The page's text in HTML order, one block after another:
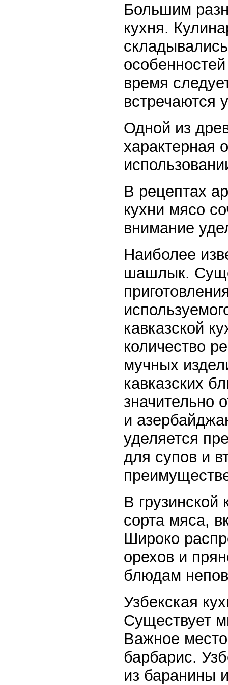
Большим
кухня.
время
встречаются
Одной из
характерная
В рецептах
кухни мясо
внимание
Наиболее
шашлык.
кавказской
количество
мучных
кавказских
значительно
и
уделяется
для супов и
В грузинской
сорта мяса,
Широко
орехов и
блюдам
Узбекская
Существует
Важное
барбарис.
из баранины